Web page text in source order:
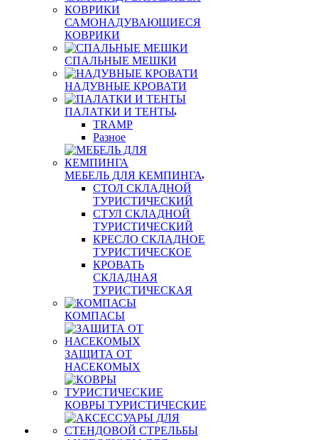
САМОНАДУВАЮЩИЕСЯ
КОВРИКИ
СПАЛЬНЫЕ МЕШКИ
НАДУВНЫЕ КРОВАТИ
ПАЛАТКИ И ТЕНТЫ
TRAMP
Разное
МЕБЕЛЬ ДЛЯ КЕМПИНГА
СТОЛ СКЛАДНОЙ
ТУРИСТИЧЕСКИЙ
СТУЛ СКЛАДНОЙ
ТУРИСТИЧЕСКИЙ
КРЕСЛО СКЛАДНОЕ
ТУРИСТИЧЕСКОЕ
КРОВАТЬ
СКЛАДНАЯ
ТУРИСТИЧЕСКАЯ
КОМПАСЫ
ЗАЩИТА ОТ
НАСЕКОМЫХ
КОВРЫ ТУРИСТИЧЕСКИЕ